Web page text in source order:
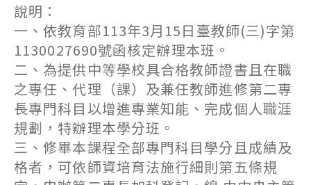
說明：
一、依教育部113年3月15日臺教師(三)字第
1130027690號函核定辦理本班。
二、為提供中等學校具合格教師證書且在職
之專任、代理（課）及兼任教師進修第二專
長專門科目以增進專業知能、完成個人職涯
規劃，特辦理本學分班。
三、修畢本課程全部專門科目學分且成績及
格者，可依師資培育法施行細則第五條規